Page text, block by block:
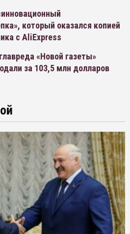
который оказался копией
с AliExpress
«Новой газеты»
за 103,5 млн долларов